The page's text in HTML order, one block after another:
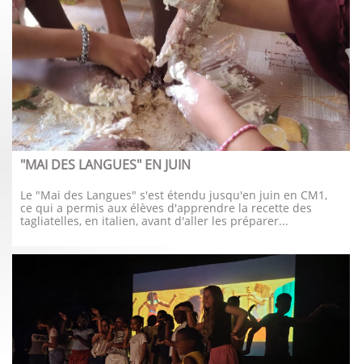
"MAI DES LANGUES" EN JUIN
Le "Mai des Langues" s'est étendu jusqu'en juin en CM1,
ce qui a permis aux élèves d'apprendre la recette des
tagliatelles, en italien, avant d'aller les préparer...